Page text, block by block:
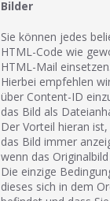
Bilder
Sie können jedes
HTML-Code wie
HTML-Mail einsetzen.
Hierbei empfehlen
über Content-ID
das Bild als
Der Vorteil hieran
das Bild immer
wenn das
Die einzige
dieses sich in dem